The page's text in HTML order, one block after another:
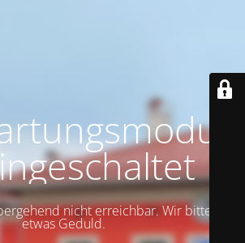
nicht erreichbar. Wir bitten um
etwas Geduld.